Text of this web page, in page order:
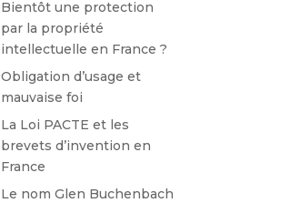
Bientôt une protection
par la propriété
intellectuelle en France ?
Obligation d’usage et
mauvaise foi
La Loi PACTE et les
brevets d’invention en
France
Le nom Glen Buchenbach